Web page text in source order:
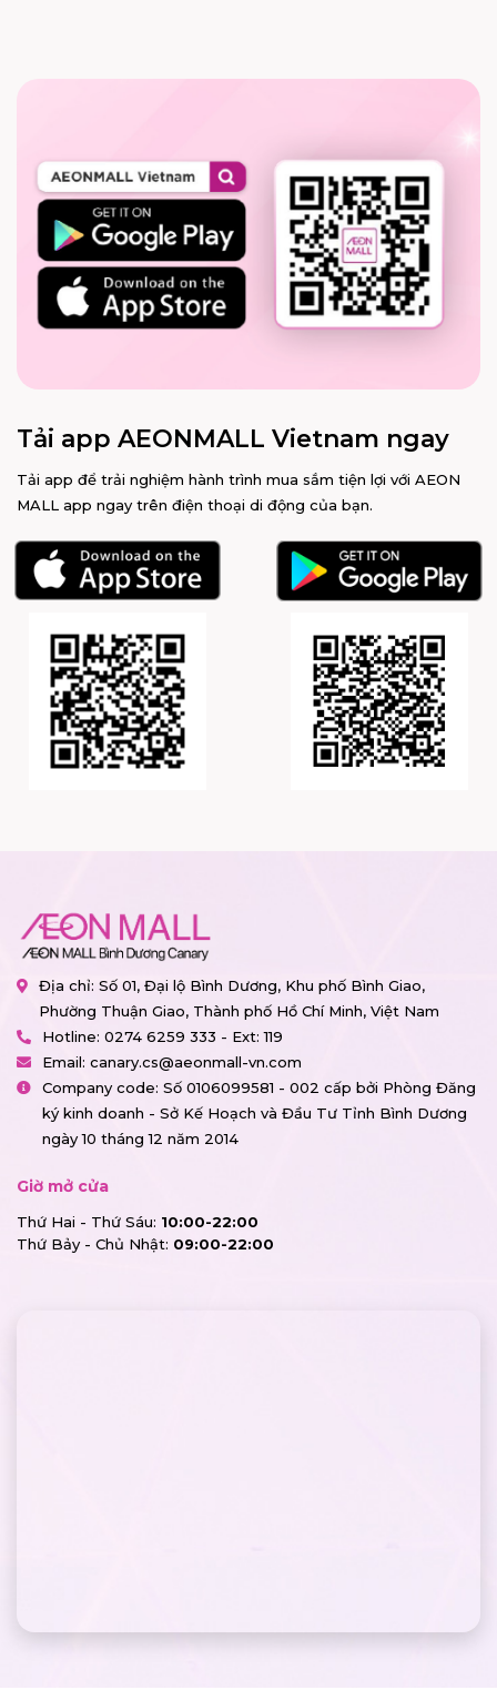
Tải app AEONMALL Vietnam ngay
Tải app để trải nghiệm hành trình mua sắm tiện lợi với AEON
MALL app ngay trên điện thoại di động của bạn.
Địa chỉ: Số 01, Đại lộ Bình Dương, Khu phố Bình Giao,
Phường Thuận Giao, Thành phố Hồ Chí Minh, Việt Nam
Hotline: 0274 6259 333 - Ext: 119
Email: canary.cs@aeonmall-vn.com
Company code: Số 0106099581 - 002 cấp bởi Phòng Đăng
ký kinh doanh - Sở Kế Hoạch và Đầu Tư Tỉnh Bình Dương
ngày 10 tháng 12 năm 2014
Giờ mở cửa
Thứ Hai - Thứ Sáu: 10:00-22:00
Thứ Bảy - Chủ Nhật: 09:00-22:00